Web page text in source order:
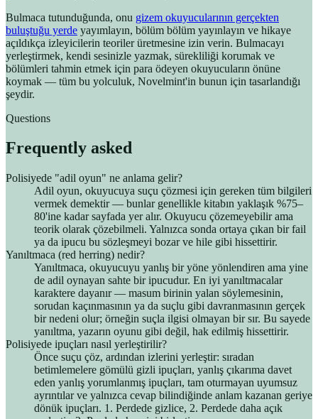
Bulmaca tutunduğunda, onu gizem okuyucularının gerçekten
buluştuğu yerde yayımlayın, bölüm bölüm yayınlayın ve hikaye
açıldıkça izleyicilerin teoriler üretmesine izin verin. Bulmacayı
yerleştirmek, kendi sesinizle yazmak, sürekliliği korumak ve
bölümleri tahmin etmek için para ödeyen okuyucuların önüne
koymak — tüm bu yolculuk, Novelmint'in bunun için tasarlandığı
şeydir.
Questions
Frequently asked
Polisiyede "adil oyun" ne anlama gelir?
Adil oyun, okuyucuya suçu çözmesi için gereken tüm bilgileri
vermek demektir — bunlar genellikle kitabın yaklaşık %75–
80'ine kadar sayfada yer alır. Okuyucu çözemeyebilir ama
teorik olarak çözebilmeli. Yalnızca sonda ortaya çıkan bir fail
ya da ipucu bu sözleşmeyi bozar ve hile gibi hissettirir.
Yanıltmaca (red herring) nedir?
Yanıltmaca, okuyucuyu yanlış bir yöne yönlendiren ama yine
de adil oynayan sahte bir ipucudur. En iyi yanıltmacalar
karaktere dayanır — masum birinin yalan söylemesinin,
sorudan kaçınmasının ya da suçlu gibi davranmasının gerçek
bir nedeni olur; örneğin suçla ilgisi olmayan bir sır. Bu sayede
yanıltma, yazarın oyunu gibi değil, hak edilmiş hissettirir.
Polisiyede ipuçları nasıl yerleştirilir?
Önce suçu çöz, ardından izlerini yerleştir: sıradan
betimlemelere gömülü gizli ipuçları, yanlış çıkarıma davet
eden yanlış yorumlanmış ipuçları, tam oturmayan uyumsuz
ayrıntılar ve yalnızca cevap bilindiğinde anlam kazanan geriye
dönük ipuçları. 1. Perdede gizlice, 2. Perdede daha açık